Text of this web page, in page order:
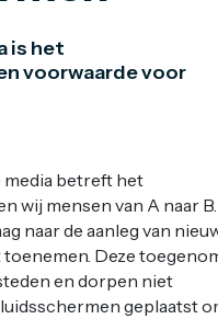
is het
voorwaarde voor
media betreft het
wij mensen van A naar
naar de aanleg van
Deze
en dorpen niet
geplaatst